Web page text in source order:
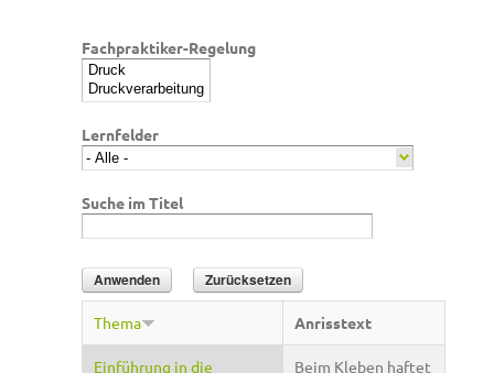
Fachpraktiker-Regelung
Lernfelder
Suche im Titel
Thema Anrisstext
Einführung in die
Beim Kleben haftet